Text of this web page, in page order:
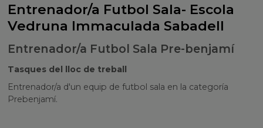
Entrenador/a Futbol Sala- Escola
Vedruna Immaculada Sabadell
Entrenador/a Futbol Sala Pre-benjamí
Tasques del lloc de treball
Entrenador/a d'un equip de futbol sala en la categoría
Prebenjamí.